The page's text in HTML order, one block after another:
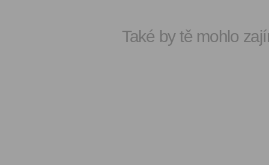
Také by tě mohlo